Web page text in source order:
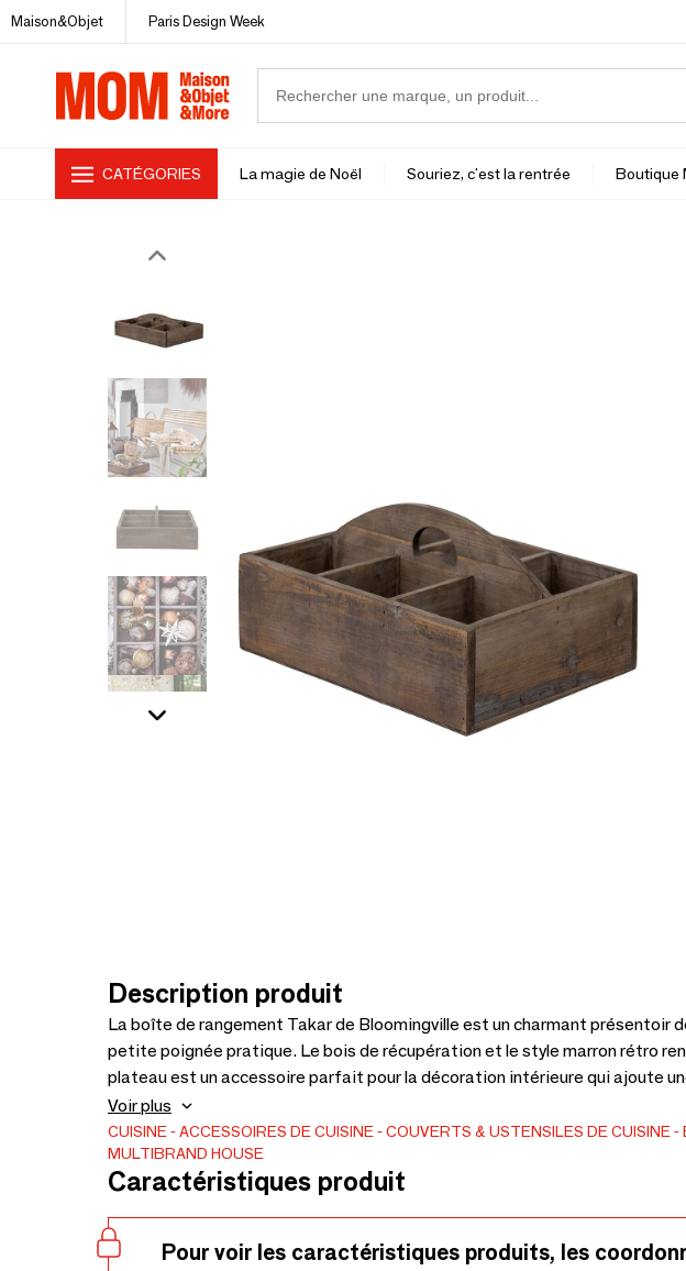
Maison&Objet Paris Design Week
CATÉGORIES La magie de Noël Souriez, c'est la rentrée Boutique
Description produit
La boîte de rangement Takar de Bloomingville est un charmant présentoir
petite poignée pratique. Le bois de récupération et le style marron rétro
plateau est un accessoire parfait pour la décoration intérieure qui ajoute
salle de séjour. Ou utilisez-le à l’extérieur pour les herbes et les fleurs. -
Voir plus
CUISINE ACCESSOIRES DE CUISINE COUVERTS & USTENSILES DE CUISINE
MULTIBRAND HOUSE
Caractéristiques produit
Pour voir les caractéristiques produits, les